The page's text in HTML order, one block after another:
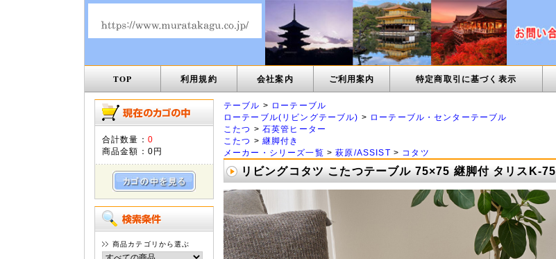
TOP 利用規約 会社案内 ご利用案内 特定商取引に基づく表示
合計数量： 0
商品金額： 0円
商品カテゴリから選ぶ
テーブル > ローテーブル
ローテーブル(リビングテーブル) > ローテーブル・センターテーブル
こたつ > 石英管ヒーター
こたつ > 継脚付き
メーカー・シリーズ一覧 >萩原/ASSIST > コタツ
リビングコタツ こたつテーブル 75×75 継脚付 タリスK-75